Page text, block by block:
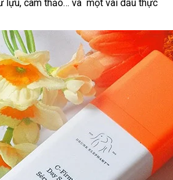
lựu, cam thảo… và một vài dầu thực